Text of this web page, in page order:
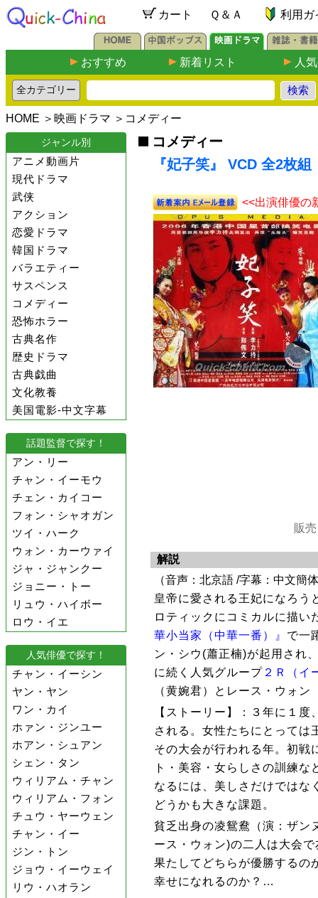
カート Ｑ＆Ａ 利用ガ
おすすめ 新着リスト 人
HOME ＞ 映画ドラマ ＞ コメディー
ジャンル別
アニメ動画片
現代ドラマ
武侠
アクション
恋愛ドラマ
韓国ドラマ
バラエティー
サスペンス
コメディー
恐怖ホラー
古典名作
歴史ドラマ
古典戯曲
文化教養
美国電影-中文字幕
話題監督で探す！
アン・リー
チャン・イーモウ
チェン・カイコー
フォン・シャオガン
ツイ・ハーク
ウォン・カーウァイ
ジャ・ジャンクー
ジョニー・トー
リュウ・ハイボー
ロウ・イエ
人気俳優で探す！
チャン・イーシン
ヤン・ヤン
ワン・カイ
ホァン・ジンユー
ホアン・シュアン
シェン・タン
ウィリアム・チャン
ウィリアム・フォン
チュウ・ヤーウェン
チャン・イー
ジン・トン
ジョウ・イーウェイ
リウ・ハオラン
コメディー
『妃子笑』 VCD 全2枚組
<<出演俳優の
販
解説
（音声：北京語 /字幕：中文簡
皇帝に愛される王妃になろう
ロティックにコミカルに描い
華小当家（中華一番）』 で一
ン・シウ(蕭正楠)が起用され
に続く人気グループ ２Ｒ（イ
（黄婉君）とレース・ウォ
【ストーリー】：３年に１
される。女性たちにとっては
その大会が行われる年。初戦
ト・美容・女らしさの訓練
なるには、美しさだけではな
どうかも大きな課題。
貧乏出身の凌鴛鴦（演：ザン
ース・ウォン)の二人は大会
果たしてどちらが優勝するの
幸せになれるのか？…